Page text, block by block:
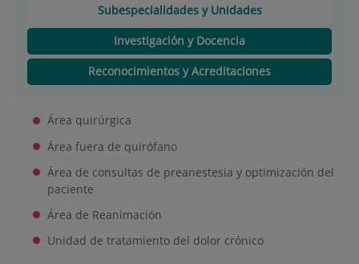
Subespecialidades y Unidades
Investigación y Docencia
Reconocimientos y Acreditaciones
Área quirúrgica
Área fuera de quirófano
Área de consultas de preanestesia y optimización del
paciente
Área de Reanimación
Unidad de tratamiento del dolor crónico